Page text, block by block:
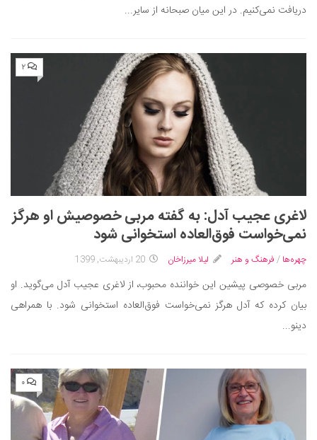
بازی
فال
دریافت نمی‌کنیم. در این میان صبحانه از سایر...
۲
لاغری عجیب آدل: به گفته مربی خصوصیش او هرگز
نمی‌خواست فوق‌العاده استخوانی شود
چهره‌ها / فرهنگ و هنر لیلا میرزاخان 20 اردیبهشت, 1399
مربی خصوصی پیشین این خواننده محبوب، از لاغری عجیب آدل می‌گوید. او
بیان کرده که آدل هرگز نمی‌خواست فوق‌العاده استخوانی شود. با همراهی
دینو...
۰